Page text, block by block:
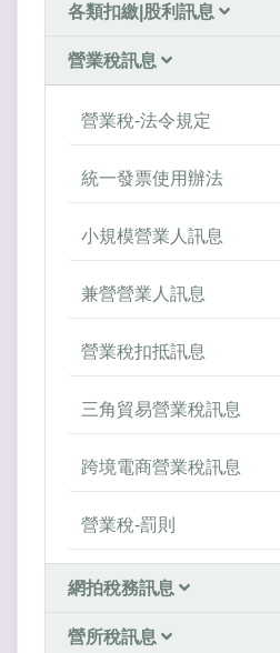
各類扣繳|股利訊息
營業稅訊息
營業稅-法令規定
統一發票使用辦法
小規模營業人訊息
兼營營業人訊息
營業稅扣抵訊息
三角貿易營業稅訊息
跨境電商營業稅訊息
營業稅-罰則
網拍稅務訊息
營所稅訊息